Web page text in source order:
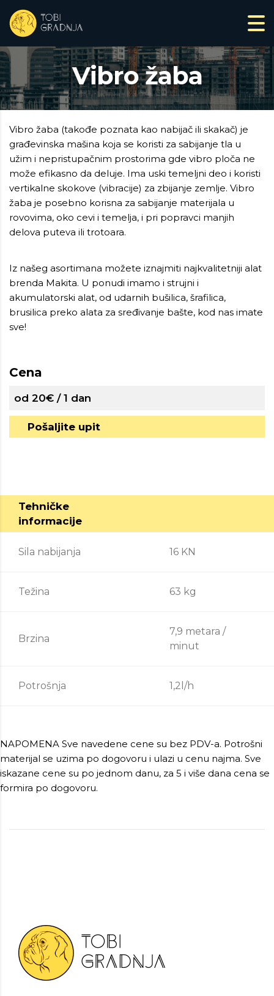
Vibro žaba
Vibro žaba (takođe poznata kao nabijač ili skakač) je
građevinska mašina koja se koristi za sabijanje tla u
užim i nepristupačnim prostorima gde vibro ploča ne
može efikasno da deluje. Ima uski temeljni deo i koristi
vertikalne skokove (vibracije) za zbijanje zemlje. Vibro
žaba je posebno korisna za sabijanje materijala u
rovovima, oko cevi i temelja, i pri popravci manjih
delova puteva ili trotoara.
Iz našeg asortimana možete iznajmiti najkvalitetniji alat
brenda Makita. U ponudi imamo i strujni i
akumulatorski alat, od udarnih bušilica, šrafilica,
brusilica preko alata za sređivanje bašte, kod nas imate
sve!
Cena
od 20€ / 1 dan
Pošaljite upit
Tehničke
informacije
Sila nabijanja 16 KN
Težina 63 kg
Brzina
7,9 metara /
minut
Potrošnja 1,2l/h
NAPOMENA Sve navedene cene su bez PDV-a. Potrošni
materijal se uzima po dogovoru i ulazi u cenu najma. Sve
iskazane cene su po jednom danu, za 5 i više dana cena se
formira po dogovoru.